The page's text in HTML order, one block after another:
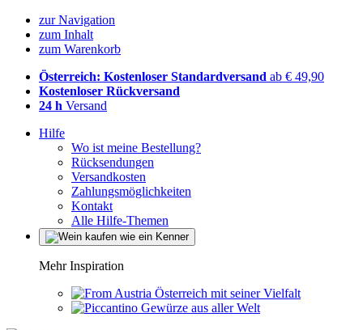
zur Navigation
zum Inhalt
zum Warenkorb
Österreich: Kostenloser Standardversand ab € 49,90
Kostenloser Rückversand
24 h Versand
Hilfe
Wo ist meine Bestellung?
Rücksendungen
Versandkosten
Zahlungsmöglichkeiten
Kontakt
Alle Hilfe-Themen
Mehr Inspiration
Österreich mit seiner Vielfalt
Gewürze aus aller Welt